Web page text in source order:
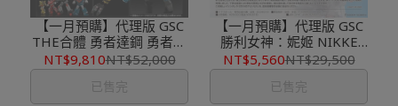
【一月預購】代理版 GSC
THE合體 勇者達鋼 勇者傳
說 野牛勇士 可動公仔
NT$9,810NT$52,000
已售完
【一月預購】代理版 GSC
勝利女神：妮姬 NIKKE
1/7 灰姑娘：水晶公主
PVC 完成品
NT$5,560NT$29,500
已售完